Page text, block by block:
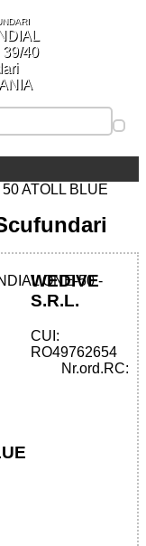
ATOLL BLUE
WEDIVE
S.R.L.
CUI:
RO49762654
Nr.ord.RC: